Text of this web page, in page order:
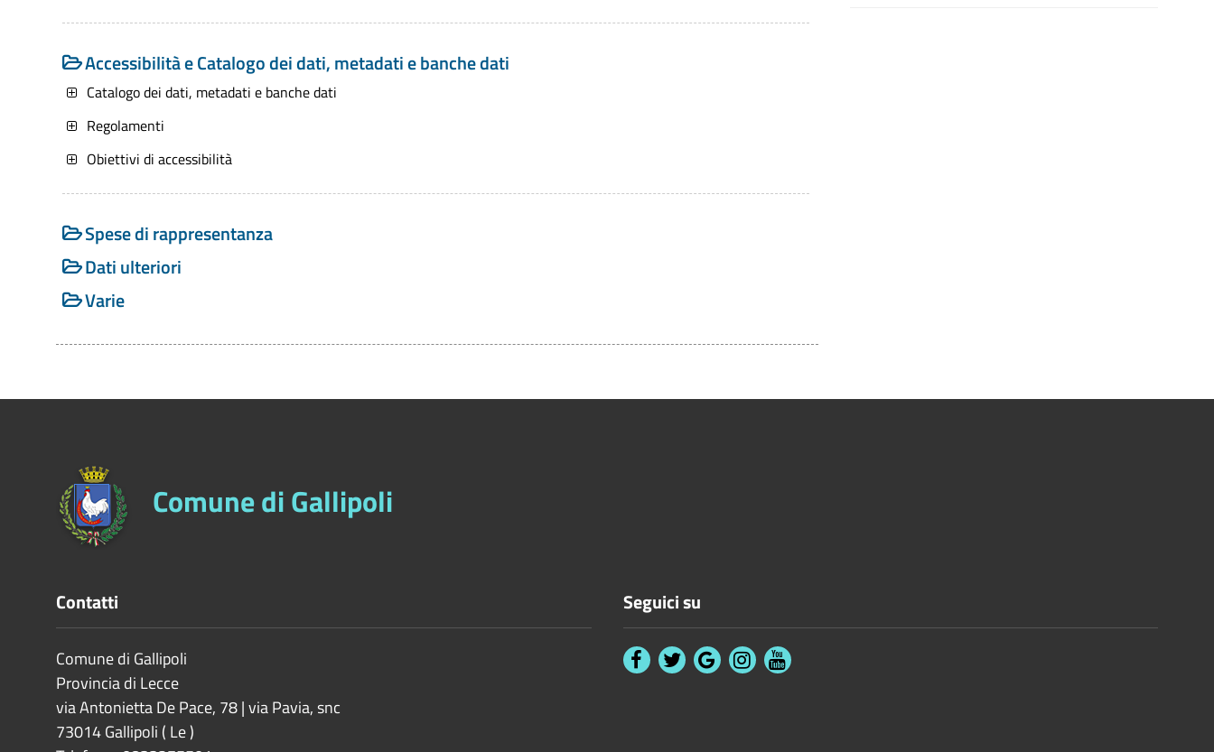
Accessibilità e Catalogo dei dati, metadati e banche dati
Catalogo dei dati, metadati e banche dati
Regolamenti
Obiettivi di accessibilità
Spese di rappresentanza
Dati ulteriori
Varie
Comune di Gallipoli
Contatti
Comune di Gallipoli
Provincia di Lecce
via Antonietta De Pace, 78 | via Pavia, snc
73014Gallipoli ( Le)
Seguici su